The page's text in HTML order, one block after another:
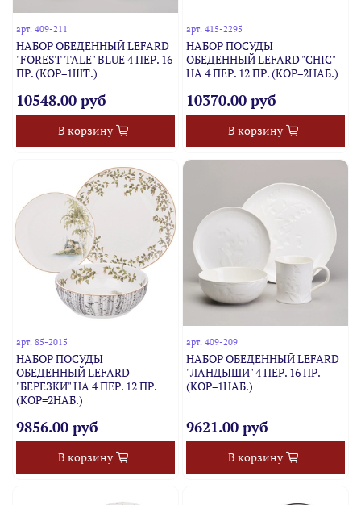
арт.409-211
НАБОР ОБЕДЕННЫЙ LEFARD
"FOREST TALE" BLUE 4 ПЕР. 16
ПР. (КОР=1ШТ.)
10548.00 руб
В корзину
арт. 415-2295
НАБОР ПОСУДЫ
ОБЕДЕННЫЙ LEFARD "CHIC"
НА 4 ПЕР. 12 ПР. (КОР=2НАБ.)
10370.00 руб
В корзину
арт.85-2015
НАБОР ПОСУДЫ
ОБЕДЕННЫЙ LEFARD
"БЕРЕЗКИ" НА 4 ПЕР. 12 ПР.
(КОР=2НАБ.)
9856.00 руб
В корзину
арт. 409-209
НАБОР ОБЕДЕННЫЙ LEFARD
"ЛАНДЫШИ" 4 ПЕР. 16 ПР.
(КОР=1НАБ.)
9621.00 руб
В корзину